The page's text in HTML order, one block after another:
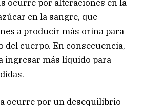
ocurre por alteraciones en la
en la sangre, que
a producir más orina para
del cuerpo. En consecuencia,
ingresar más líquido para
ocurre por un desequilibrio